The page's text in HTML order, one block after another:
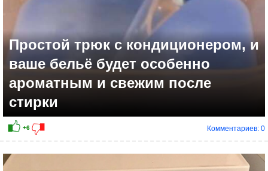
Простой трюк с кондиционером, и
ваше бельё будет особенно
ароматным и свежим после
стирки
Комментариев: 0